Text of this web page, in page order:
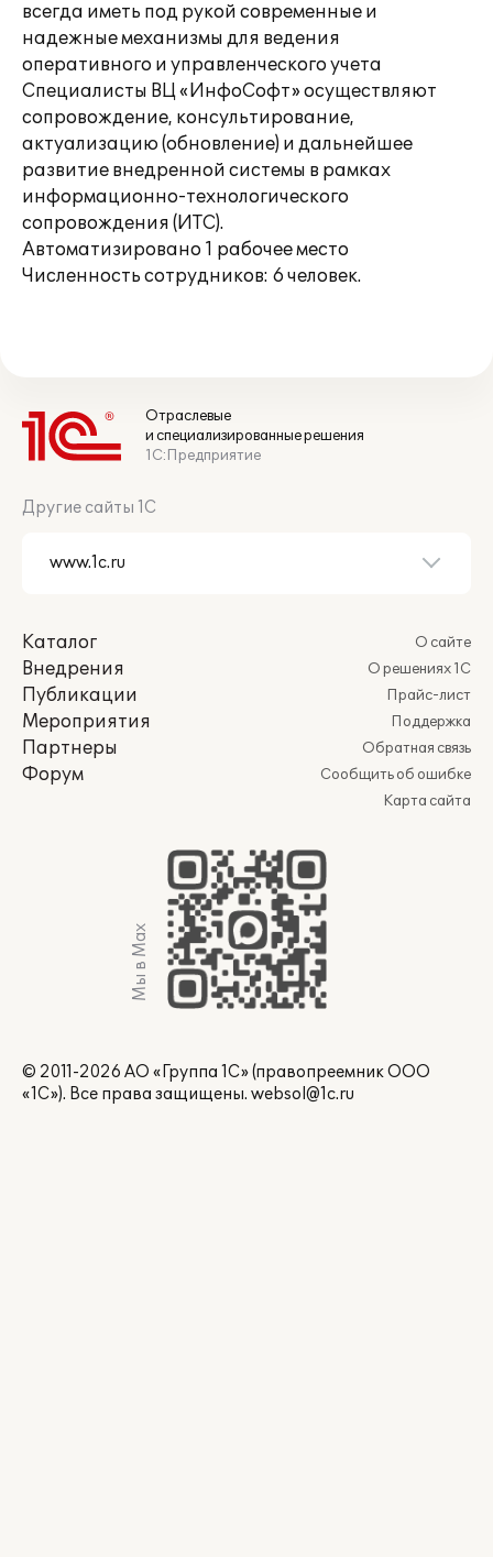
всегда иметь под рукой современные и
надежные механизмы для ведения
оперативного и управленческого учета
Специалисты ВЦ «ИнфоСофт» осуществляют
сопровождение, консультирование,
актуализацию (обновление) и дальнейшее
развитие внедренной системы в рамках
информационно-технологического
сопровождения (ИТС).
Автоматизировано 1 рабочее место
Численность сотрудников: 6 человек.
Отраслевые
и специализированные решения
1С:Предприятие
Другие сайты 1С
Каталог
Внедрения
Публикации
Мероприятия
Партнеры
Форум
О сайте
О решениях 1С
Прайс-лист
Поддержка
Обратная связь
Сообщить об ошибке
Карта сайта
Мы в Max
© 2011-2026 АО «Группа 1С» (правопреемник ООО
«1С»). Все права защищены. websol@1c.ru